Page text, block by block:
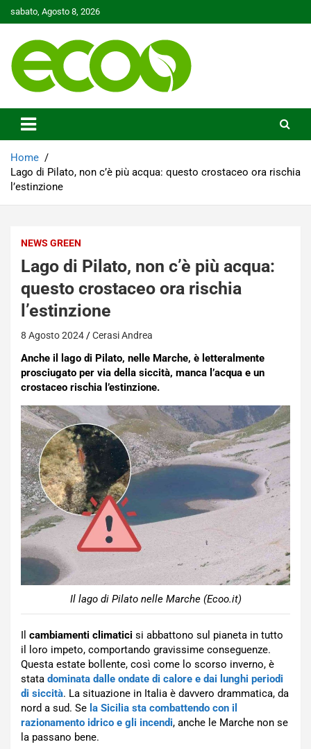
to
sabato, Agosto 8, 2026
Ecoo.it
Home
Lago di Pilato, non c’è più acqua: questo crostaceo ora rischia
l’estinzione
NEWS GREEN
Lago di Pilato, non c’è più acqua:
questo crostaceo ora rischia
l’estinzione
8 Agosto 2024 Cerasi Andrea
Anche il lago di Pilato, nelle Marche, è letteralmente
prosciugato per via della siccità, manca l’acqua e un
crostaceo rischia l’estinzione.
Il lago di Pilato nelle Marche (Ecoo.it)
Il cambiamenti climatici si abbattono sul pianeta in tutto
il loro impeto, comportando gravissime conseguenze.
Questa estate bollente, così come lo scorso inverno, è
stata dominata dalle ondate di calore e dai lunghi periodi
di siccità. La situazione in Italia è davvero drammatica, da
nord a sud. Se la Sicilia sta combattendo con il
razionamento idrico e gli incendi, anche le Marche non se
la passano bene.